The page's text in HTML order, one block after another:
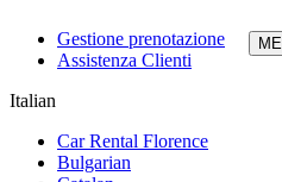
Gestione prenotazione
Assistenza Clienti
Italian
Car Rental Florence
Bulgarian